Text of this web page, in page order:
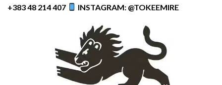
+383 48 214 407
INSTAGRAM: @TOKEEMIRE